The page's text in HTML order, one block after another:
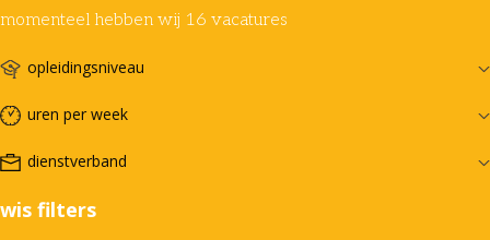
momenteel hebben wij 16 vacatures
wis filters